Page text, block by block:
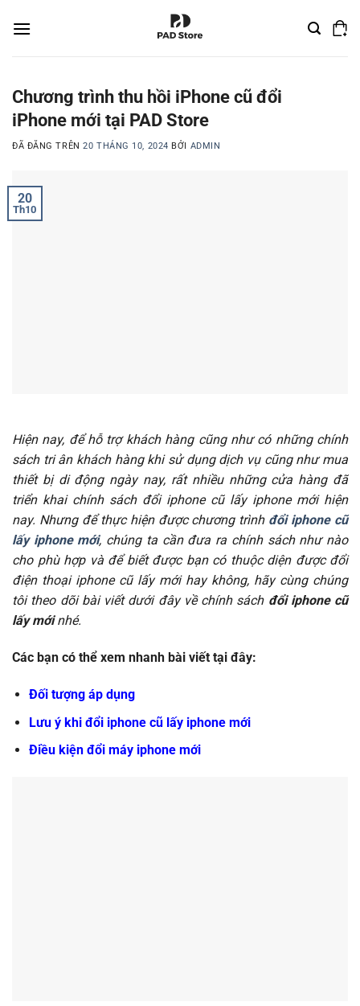
đến
Chương trình thu hồi iPhone cũ đổi
iPhone mới tại PAD Store
ĐÃ ĐĂNG TRÊN20 THÁNG 10, 2024 BỞI ADMIN
20
Th10
Hiện nay, để hỗ trợ khách hàng cũng như có những chính
sách tri ân khách hàng khi sử dụng dịch vụ cũng như mua
thiết bị di động ngày nay, rất nhiều những cửa hàng đã
triển khai chính sách đổi iphone cũ lấy iphone mới hiện
nay. Nhưng để thực hiện được chương trình đổi iphone cũ
lấy iphone mới, chúng ta cần đưa ra chính sách như nào
cho phù hợp và để biết được bạn có thuộc diện được đổi
điện thoại iphone cũ lấy mới hay không, hãy cùng chúng
tôi theo dõi bài viết dưới đây về chính sách đổi iphone cũ
lấy mớinhé.
Các bạn có thể xem nhanh bài viết tại đây:
Đối tượng áp dụng
Lưu ý khi đổi iphone cũ lấy iphone mới
Điều kiện đổi máy iphone mới